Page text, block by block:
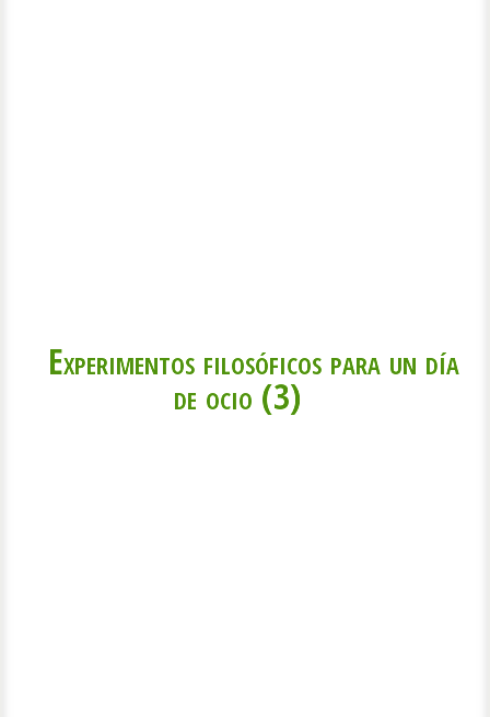
Experimentos filosóficos para un día
de ocio (3)